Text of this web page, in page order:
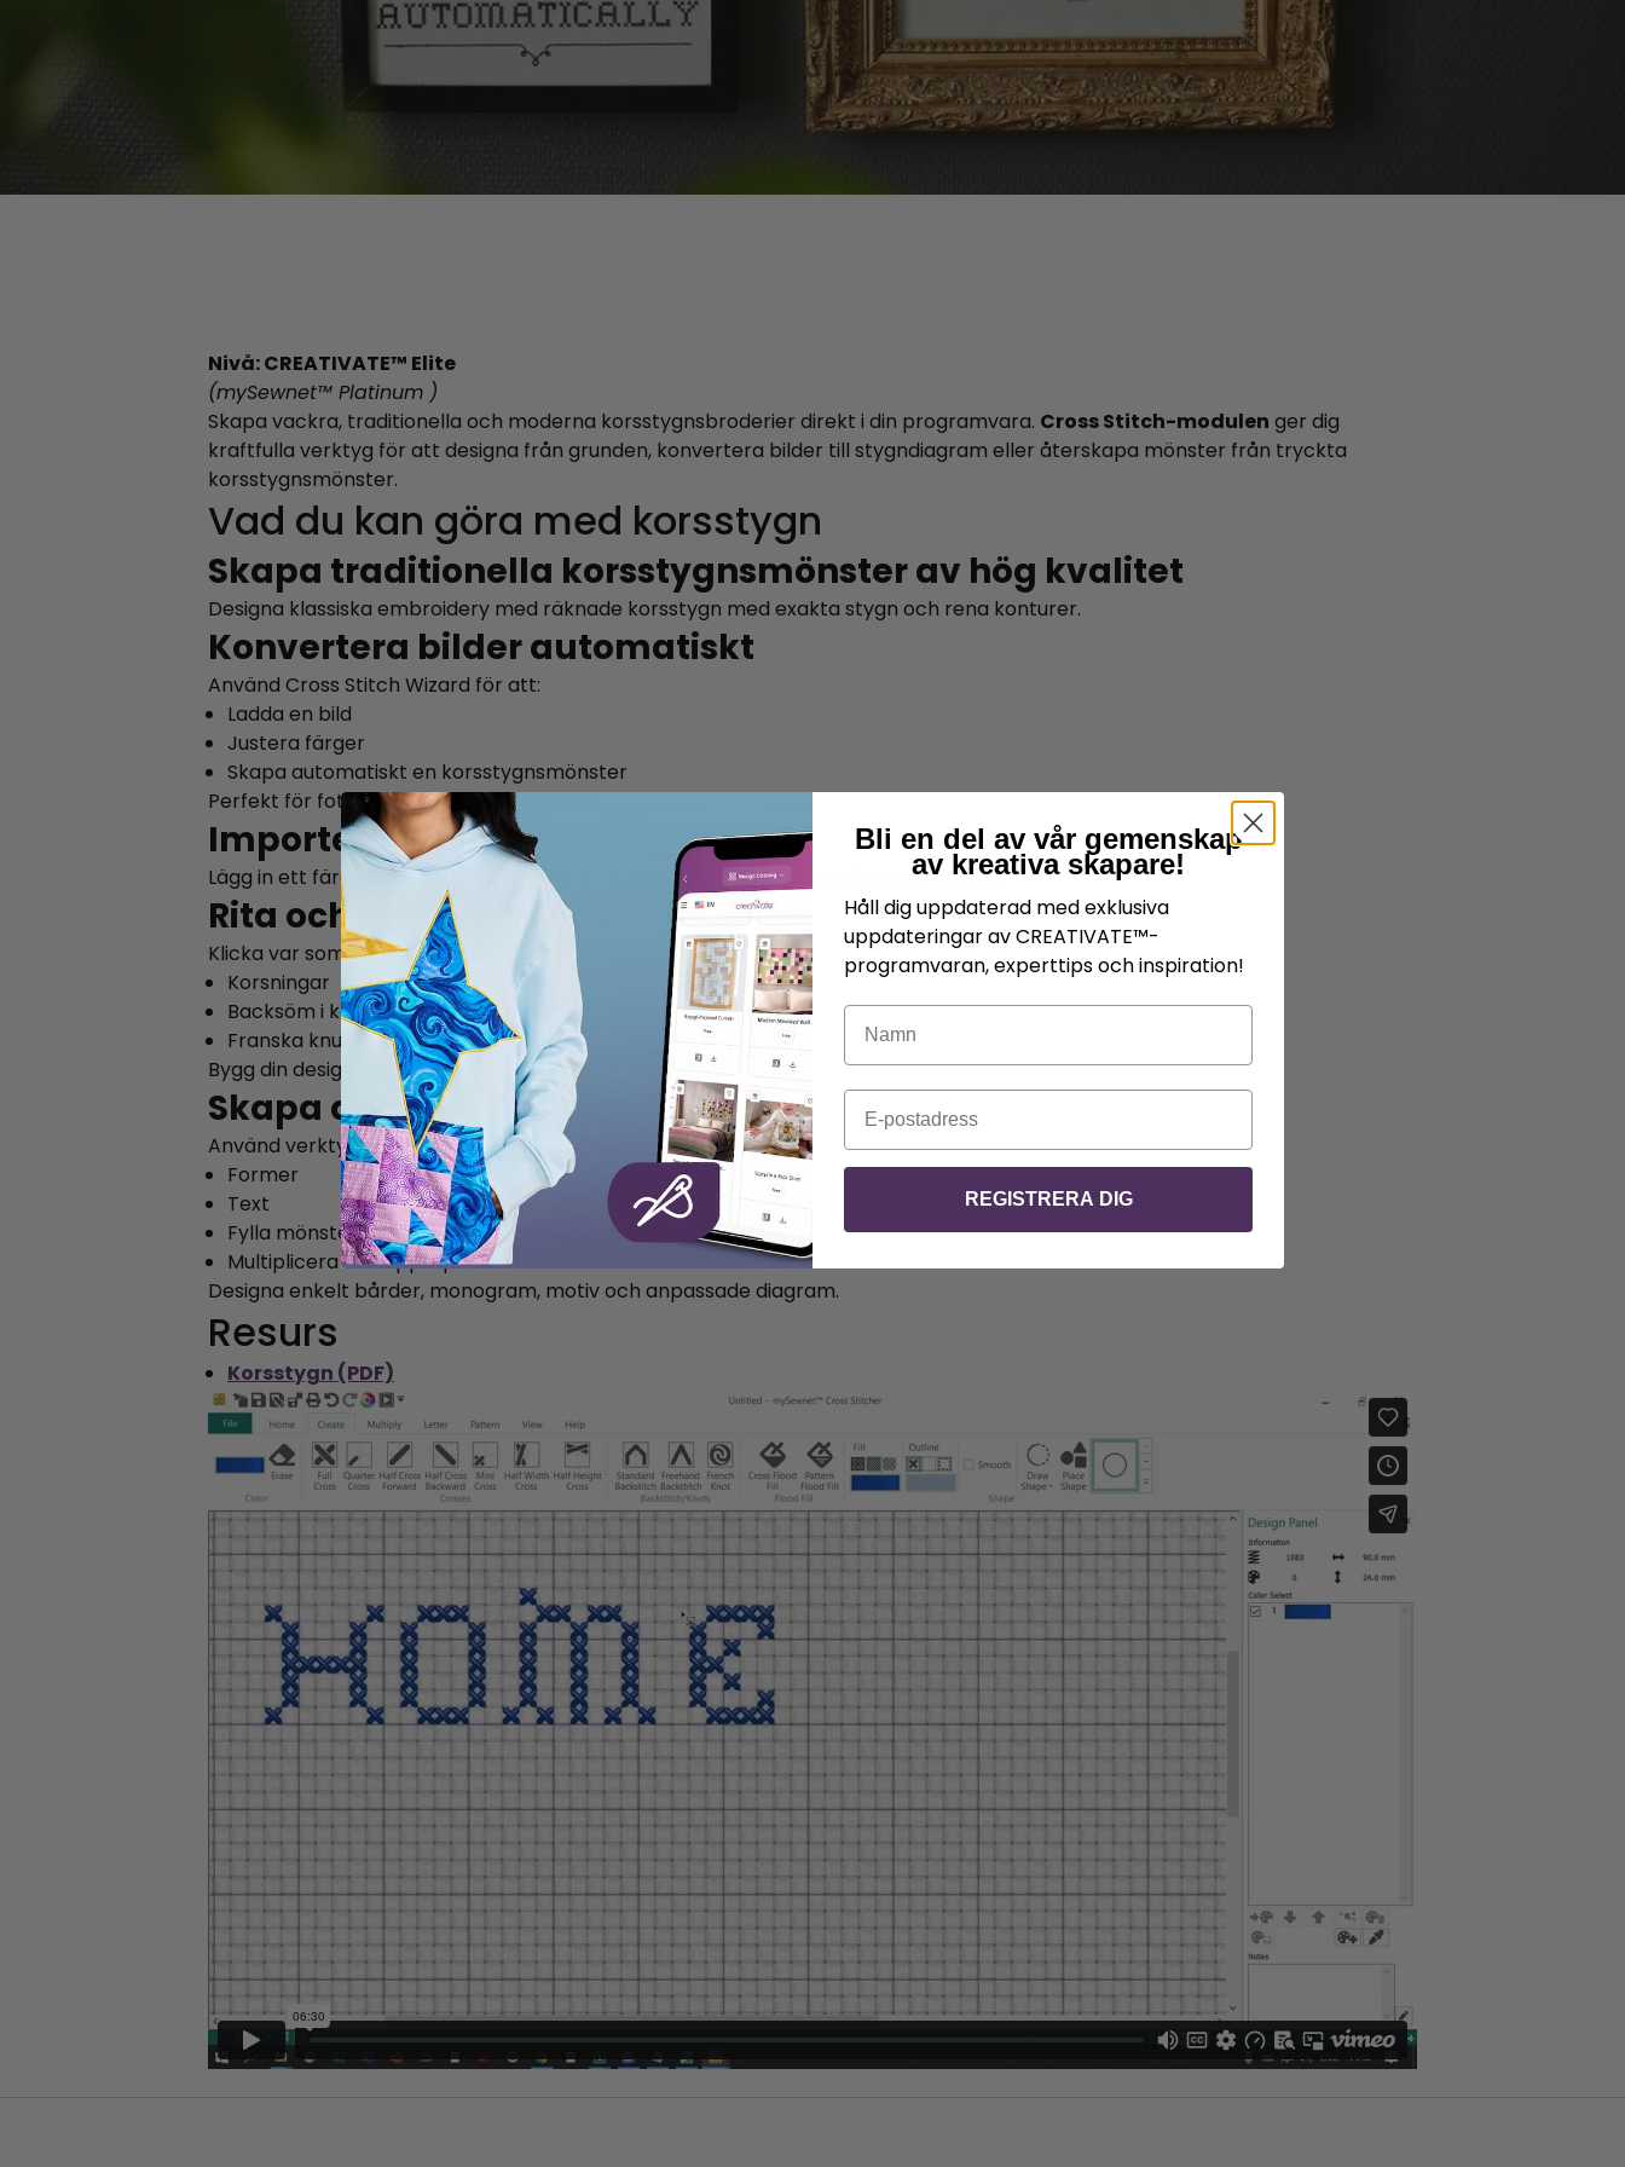
Nivå: CREATIVATE™ Elite
(mySewnet™ Platinum )
Skapa vackra, traditionella och moderna korsstygnsbroderier direkt i din programvara. Cross Stitch-modulen ger dig
kraftfulla verktyg för att designa från grunden, konvertera bilder till stygndiagram eller återskapa mönster från tryckta
korsstygnsmönster.
Vad du kan göra med korsstygn
Skapa traditionella korsstygnsmönster av hög kvalitet
Designa klassiska embroidery med räknade korsstygn med exakta stygn och rena konturer.
Konvertera bilder automatiskt
Använd Cross Stitch Wizard för att:
Ladda en bild
Justera färger
Skapa automatiskt en korsstygnsmönster
Perfekt för foton, teckningar eller clip art.
Importera befintliga diagram
Lägg in ett färdigt korsstygnsdiagram i bakgrunden och återskapa det ruta för ruta.
Rita och placera stygn manuellt
Klicka var som helst i rutnätet för att lägga till:
Korsningar
Backsöm i konturerna
Franska knutar
Bygg din design exakt så som du visualiserar den.
Skapa anpassade layouter
Använd verktyg för:
Former
Text
Fylla mönster
Multiplicera och upprepa funktioner
Designa enkelt bårder, monogram, motiv och anpassade diagram.
Resurs
Korsstygn (PDF)
Bli en del av vår gemenskap
av kreativa skapare!
Håll dig uppdaterad med exklusiva
uppdateringar av CREATIVATE™-
programvaran, experttips och inspiration!
Namn
E-post
REGISTRERA DIG